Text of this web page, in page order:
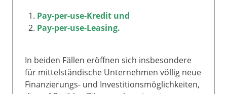
Pay-per-use-Kredit und
Pay-per-use-Leasing.
In beiden Fällen eröffnen sich insbesondere
für mittelständische Unternehmen völlig neue
Finanzierungs- und Investitionsmöglichkeiten,